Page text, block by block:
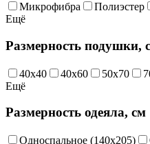
Микрофибра Полиэстер
Ещё
Размерность подушки,
40х40 40х60 50х70
Ещё
Размерность одеяла, см
Односпальное (140х205)